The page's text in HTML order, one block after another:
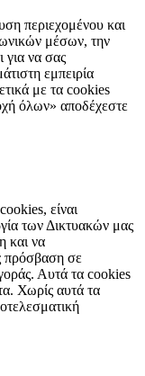
περιεχομένου και
μέσων, την
για να σας
εμπειρία
με τα cookies
όλων» αποδέχεστε
είναι
των Δικτυακών μας
και να
πρόσβαση σε
Αυτά τα cookies
Χωρίς αυτά τα